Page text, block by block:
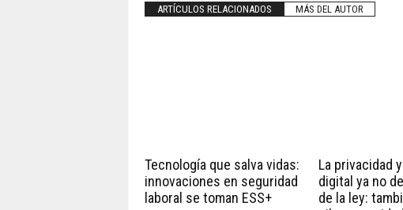
ARTÍCULOS RELACIONADOS MÁS DEL AUTOR
Tecnología que salva vidas:
innovaciones en seguridad
laboral se toman ESS+
La privacidad
digital ya no
de la ley: